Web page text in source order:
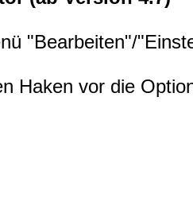
"Bearbeiten"/
Haken vor die